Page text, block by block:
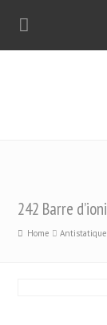
242 Barre
Home Antistatique